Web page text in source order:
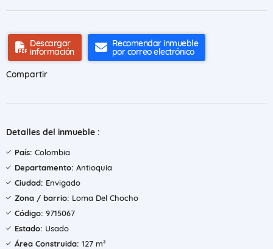
Descargar
información
Recomendar inmueble
por correo electrónico
Compartir
Detalles del inmueble :
País: Colombia
Departamento: Antioquia
Ciudad: Envigado
Zona / barrio: Loma Del Chocho
Código: 9715067
Estado: Usado
Área Construida: 127 m²